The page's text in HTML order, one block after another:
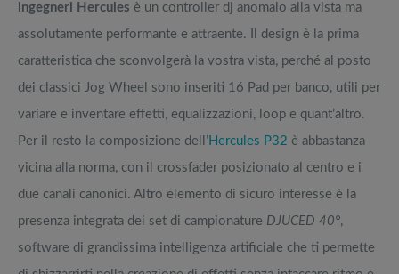
ingegneri Hercules è un controller dj anomalo alla vista ma
assolutamente performante e attraente. Il design è la prima
caratteristica che sconvolgerà la vostra vista, perché al posto
dei classici Jog Wheel sono inseriti 16 Pad per banco, utili per
variare e inventare effetti, equalizzazioni, loop e quant’altro.
Per il resto la composizione dell’ Hercules P32 è abbastanza
vicina alla norma, con il crossfader posizionato al centro e i
due canali canonici. Altro elemento di sicuro interesse è la
presenza integrata dei set di campionature DJUCED 40°,
software di grandissima intelligenza artificiale che ti permette